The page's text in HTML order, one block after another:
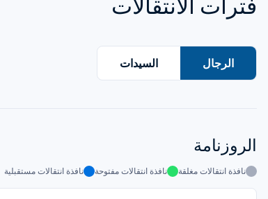
الرجال السيدات
الروزنامة
نافذة انتقالات مغلقة نافذة انتقالات مفتوحة نافذة انتقالات مستقبلية